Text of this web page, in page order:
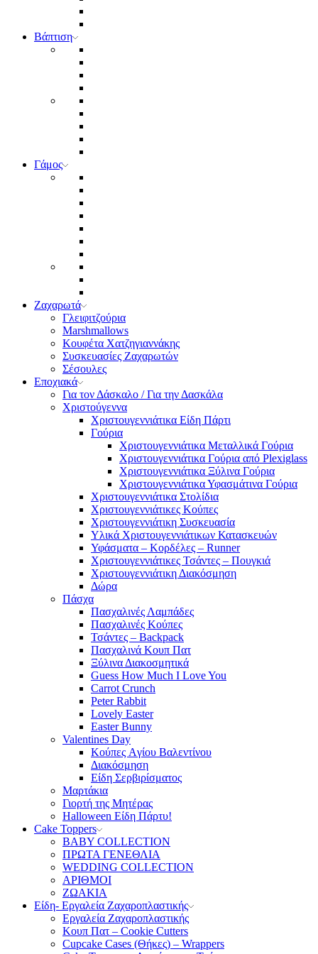
Βάπτιση
Γάμος
Ζαχαρωτά
Γλειφιτζούρια
Marshmallows
Κουφέτα Χατζηγιαννάκης
Συσκευασίες Ζαχαρωτών
Σέσουλες
Εποχιακά
Για τον Δάσκαλο / Για την Δασκάλα
Χριστούγεννα
Χριστουγεννιάτικα Είδη Πάρτι
Γούρια
Χριστουγεννιάτικα Μεταλλικά Γούρια
Χριστουγεννιάτικα Γούρια από Plexiglass
Χριστουγεννιάτικα Ξύλινα Γούρια
Χριστουγεννιάτικα Υφασμάτινα Γούρια
Χριστουγεννιάτικα Στολίδια
Χριστουγεννιάτικες Κούπες
Χριστουγεννιάτικη Συσκευασία
Υλικά Χριστουγεννιάτικων Κατασκευών
Υφάσματα – Κορδέλες – Runner
Χριστουγεννιάτικες Τσάντες – Πουγκιά
Χριστουγεννιάτικη Διακόσμηση
Δώρα
Πάσχα
Πασχαλινές Λαμπάδες
Πασχαλινές Κούπες
Τσάντες – Backpack
Πασχαλινά Κουπ Πατ
Ξύλινα Διακοσμητικά
Guess How Much I Love You
Carrot Crunch
Peter Rabbit
Lovely Easter
Easter Bunny
Valentines Day
Κούπες Aγίου Βαλεντίνου
Διακόσμηση
Είδη Σερβιρίσματος
Μαρτάκια
Γιορτή της Μητέρας
Halloween Είδη Πάρτυ!
Cake Toppers
BABY COLLECTION
ΠΡΩΤΑ ΓΕΝΕΘΛΙΑ
WEDDING COLLECTION
ΑΡΙΘΜΟΙ
ΖΩΑΚΙΑ
Είδη- Εργαλεία Ζαχαροπλαστικής
Εργαλεία Ζαχαροπλαστικής
Κουπ Πατ – Cookie Cutters
Cupcake Cases (Θήκες) – Wrappers